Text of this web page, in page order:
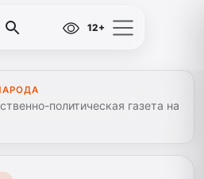
12+
политическая газета на